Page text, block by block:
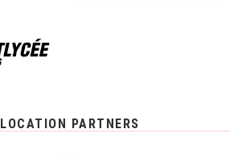
LOCATION PARTNERS